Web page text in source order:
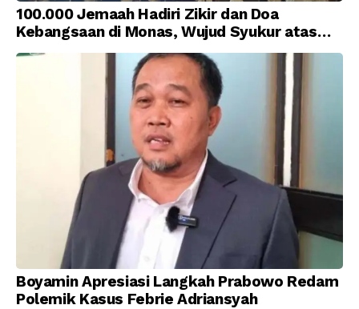
100.000 Jemaah Hadiri Zikir dan Doa
Kebangsaan di Monas, Wujud Syukur atas
Kemerdekaan Indonesia
Boyamin Apresiasi Langkah Prabowo Redam
Polemik Kasus Febrie Adriansyah